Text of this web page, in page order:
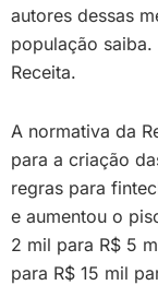
autores dessas
população
Receita.
A normativa da
para a criação
regras para
e aumentou o
2 mil para R$ 5
para R$ 15 mil